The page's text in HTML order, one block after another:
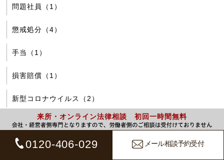
問題社員（1）
懲戒処分（4）
手当（1）
損害賠償（1）
新型コロナウイルス（2）
有期雇用契約（1）
残業（3）
来所・オンライン法律相談 初回一時間無料
0120-406-029 メール相談予約受付